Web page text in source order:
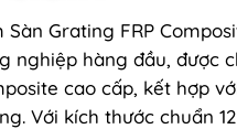
Sàn Grating FRP
nghiệp hàng đầu, được
cao cấp, kết hợp
Với kích thước chuẩn